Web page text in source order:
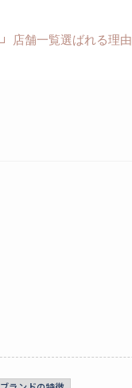
店舗一覧選ばれる理由